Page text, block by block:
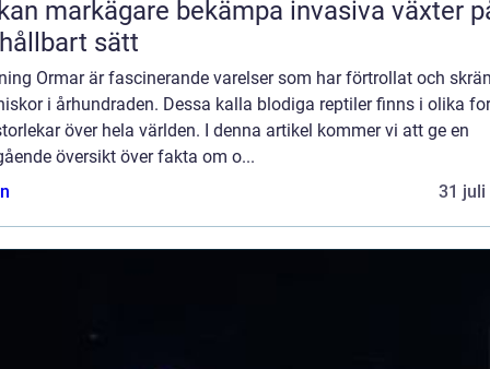
markägare bekämpa invasiva växter
sätt
Ormar är fascinerande varelser som har förtrollat och
i århundraden. Dessa kalla blodiga reptiler finns i olika
över hela världen. I denna artikel kommer vi att ge en
översikt över fakta om o...
31 juli